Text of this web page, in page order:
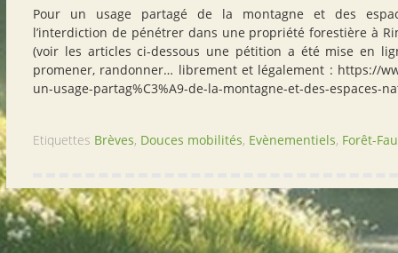
Pour un usage partagé de la montagne et des
l’interdiction de pénétrer dans une propriété forestière à
(voir les articles ci-dessous une pétition a été mise en
promener, randonner… librement et légalement : https://
un-usage-partag%C3%A9-de-la-montagne-et-des-espaces-
Etiquettes Brèves, Douces mobilités, Evènementiels, Forêt-